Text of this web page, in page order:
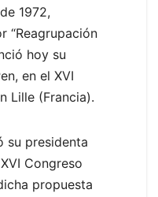
1972,
“Reagrupación
hoy su
en el XVI
Lille (Francia).
su presidenta
Congreso
propuesta